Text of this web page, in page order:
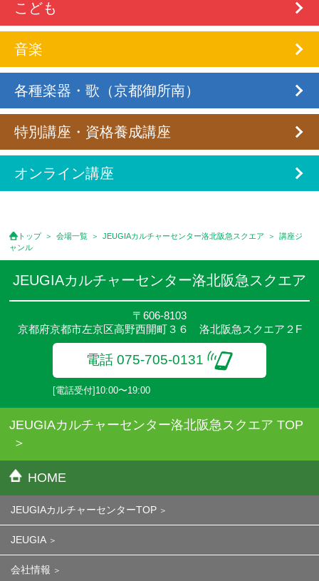
こども
音楽
各種楽器・歌（京都御所南）
特別講座・資格養成講座
オンライン講座
トップ 会場一覧 JEUGIAカルチャーセンター洛北阪急スクエア
講座ジ
ャンル
JEUGIAカルチャーセンター洛北阪急スクエア
〒606-8103
京都府京都市左京区高野西開町３６ 洛北阪急スクエア２F
電話 075-705-0131
[電話受付]10:00〜19:00
JEUGIAカルチャーセンター洛北阪急スクエア TOP
HOME
JEUGIAカルチャーセンターTOP
JEUGIA
会社情報